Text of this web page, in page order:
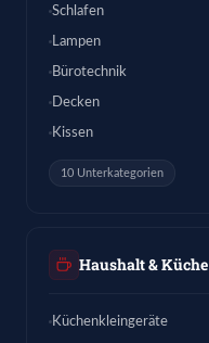
Schlafen
Lampen
Bürotechnik
Decken
Kissen
10 Unterkategorien
Haushalt & Küche
Küchenkleingeräte